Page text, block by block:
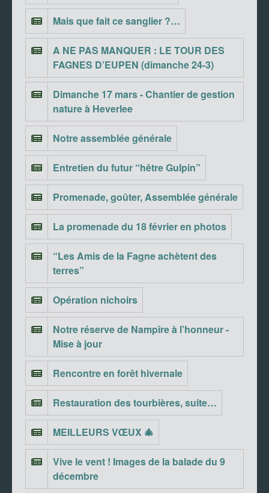
Mais que fait ce sanglier ?…
A NE PAS MANQUER : LE TOUR DES
FAGNES D’EUPEN (dimanche 24-3)
Dimanche 17 mars - Chantier de gestion
nature à Heverlee
Notre assemblée générale
Entretien du futur “hêtre Gulpin”
Promenade, goûter, Assemblée générale
La promenade du 18 février en photos
“Les Amis de la Fagne achètent des
terres”
Opération nichoirs
Notre réserve de Nampîre à l’honneur -
Mise à jour
Rencontre en forêt hivernale
Restauration des tourbières, suite…
MEILLEURS VŒUX 🎄
Vive le vent ! Images de la balade du 9
décembre